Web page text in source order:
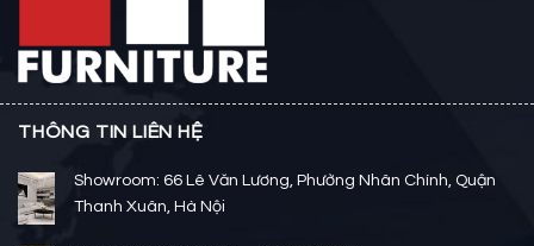
THÔNG TIN LIÊN HỆ
Showroom: 66 Lê Văn Lương, Phường Nhân Chính, Quận
Thanh Xuân, Hà Nội